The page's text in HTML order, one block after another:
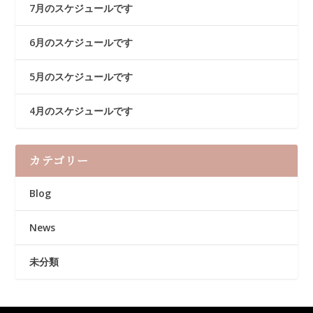
7月のスケジュールです
6月のスケジュールです
5月のスケジュールです
4月のスケジュールです
カテゴリー
Blog
News
未分類